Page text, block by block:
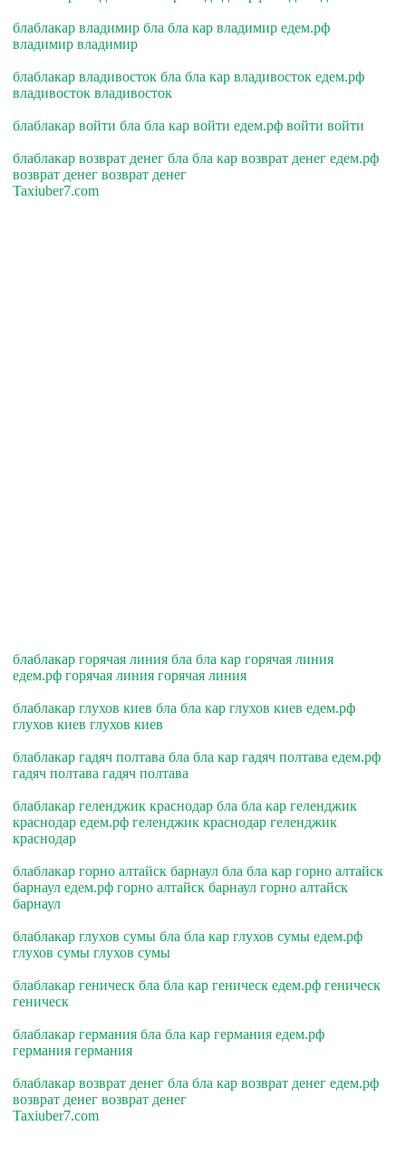
блаблакар владимир бла бла кар владимир едем.рф
владимир владимир
блаблакар владивосток бла бла кар владивосток едем.рф
владивосток владивосток
блаблакар войти бла бла кар войти едем.рф войти войти
блаблакар возврат денег бла бла кар возврат денег едем.рф
возврат денег возврат денег
Taxiuber7.com
блаблакар горячая линия бла бла кар горячая линия
едем.рф горячая линия горячая линия
блаблакар глухов киев бла бла кар глухов киев едем.рф
глухов киев глухов киев
блаблакар гадяч полтава бла бла кар гадяч полтава едем.рф
гадяч полтава гадяч полтава
блаблакар геленджик краснодар бла бла кар геленджик
краснодар едем.рф геленджик краснодар геленджик
краснодар
блаблакар горно алтайск барнаул бла бла кар горно алтайск
барнаул едем.рф горно алтайск барнаул горно алтайск
барнаул
блаблакар глухов сумы бла бла кар глухов сумы едем.рф
глухов сумы глухов сумы
блаблакар геническ бла бла кар геническ едем.рф геническ
геническ
блаблакар германия бла бла кар германия едем.рф
германия германия
блаблакар возврат денег бла бла кар возврат денег едем.рф
возврат денег возврат денег
Taxiuber7.com